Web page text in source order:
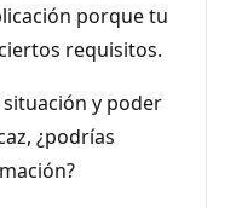
porque tu
requisitos.
y poder
¿podrías